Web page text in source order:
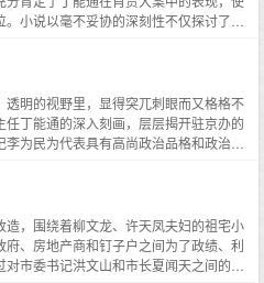
博弈，以毫不妥协的犀利笔锋深刻揭示
出人意料。本书结构宏大，思想深邃，
的探索令人震撼，深层次阐释了执政者
显了王晓方站在时代制高点上，一贯贴
格，该书堪称当下现实主义作品的扛鼎
小说以毫不妥协的深刻性不仅探讨了驻
发展观立市的博弈，深入探讨了科学发
保基金腐败案、皇县矿官商勾结、琼水
叙述了省市县三级领导干部在构建和谐
官场、商场、情场的欲望和情感书写得
人们的心灵，拷问着人们的灵魂，照亮
明的视野里，显得突兀刺眼而又格格不
丁能通的深入刻画，层层揭开驻京办的
为民为代表具有高尚政治品格和政治智
处政治漩涡的丁能通及诡谲圆滑又精明
为人知的政治平台，用现实主义手法，
过程中的艺术形象，新颖独特，鲜活灵
节跌宕起伏，人物复杂逼真，好似一部
索和艺术震撼！
，围绕着柳文龙、许天凤夫妇的祖宅小
、房地产商和钉子户之间为了政绩、利
市委书记洪文山和市长夏闻天之间的矛